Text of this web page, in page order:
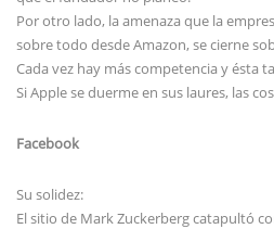
Por otro lado, la amenaza que la
sobre todo desde Amazon, se cierne
Cada vez hay más competencia y ésta
Si Apple se duerme en sus laures, las
Facebook
Su solidez:
El sitio de Mark Zuckerberg catapultó